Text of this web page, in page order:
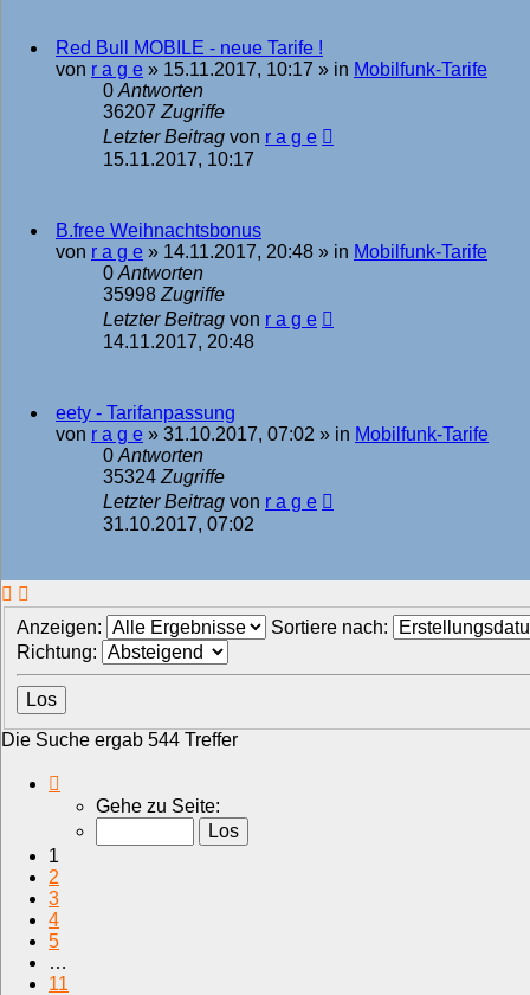
Red Bull MOBILE - neue Tarife !
von r a g e » 15.11.2017, 10:17 » in Mobilfunk-Tarife
0Antworten
36207Zugriffe
Letzter Beitrag von r a g e
15.11.2017, 10:17
B.free Weihnachtsbonus
von r a g e » 14.11.2017, 20:48 » in Mobilfunk-Tarife
0Antworten
35998Zugriffe
Letzter Beitrag von r a g e
14.11.2017, 20:48
eety - Tarifanpassung
von r a g e » 31.10.2017, 07:02 » in Mobilfunk-Tarife
0Antworten
35324Zugriffe
Letzter Beitrag von r a g e
31.10.2017, 07:02
Anzeigen:
Sortiere nach:
Richtung:
Die Suche ergab 544 Treffer
11
Gehe zu Seite:
1
2
3
4
5
…
11